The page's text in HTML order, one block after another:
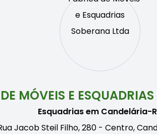
MÓVEIS E
Esquadrias em Candelária-
Jacob Steil Filho, 280 - Centro,